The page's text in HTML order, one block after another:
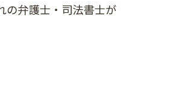
の弁護士・司法書士が